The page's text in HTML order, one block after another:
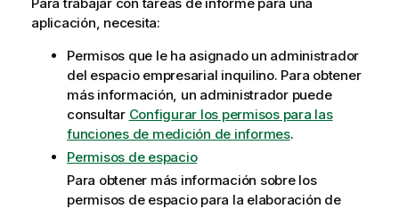
aplicación, necesita:
Permisos que le ha asignado un administrador
del espacio empresarial inquilino. Para obtener
más información, un administrador puede
consultar Configurar los permisos para las
funciones de medición de informes.
Permisos de espacio
Para obtener más información sobre los
permisos de espacio para la elaboración de